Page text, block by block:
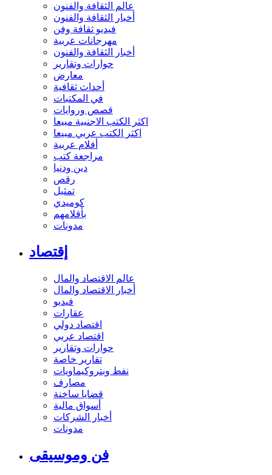
عالم الثقافة والفنون
أخبار الثقافة والفنون
فيديو ثقافة وفن
مهرجانات عربية
أخبار الثقافة والفنون
حوارات وتقارير
معارض
أحداث ثقافية
في المكتبات
قصص وروايات
اكثر الكتب الاجنبية مبيعا
اكثر الكتب عربي مبيعا
أفلام عربية
مراجعة كتب
دين ودنيا
رقص
تمثيل
كوميدي
بأقلامهم
مدونات
إقتصاد
عالم الاقتصاد والمال
أخبار الاقتصاد والمال
فيديو
عقارات
اقتصاد دولي
اقتصاد عربي
حوارات وتقارير
تقارير خاصة
نفط وبتروكيماويات
مصارف
قضايا ساخنة
أسواق مالية
أخبار الشركات
مدونات
فن وموسيقى